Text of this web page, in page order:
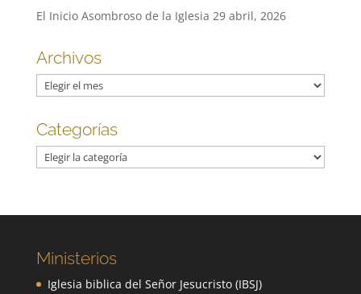
El Inicio Asombroso de la Iglesia 29 abril, 2026
Archivos
Archivos
Categorías
Categorías
Ministerios
Iglesia biblica del Señor Jesucristo (IBSJ)